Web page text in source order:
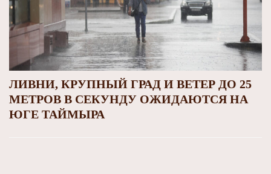
ЛИВНИ, КРУПНЫЙ ГРАД И ВЕТЕР ДО 25
МЕТРОВ В СЕКУНДУ ОЖИДАЮТСЯ НА
ЮГЕ ТАЙМЫРА